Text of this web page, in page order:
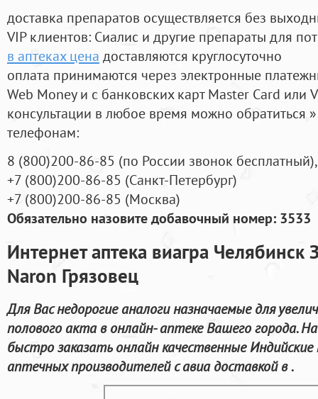
доставка препаратов осуществляется без
VIP клиентов: Сиалис и другие препараты для
в аптеках цена доставляются круглосуточно
оплата принимаются через электронные
Web Money и с банковских карт Master Card или
консультации в любое время можно обратиться
телефонам:
8 (800)200-86-85 (по России звонок бесплатный),
+7 (800)200-86-85 (Санкт-Петербург)
+7 (800)200-86-85 (Москва)
Обязательно назовите добавочный номер: 3533
Интернет аптека виагра Челябинск
Naron Грязовец
Для Вас недорогие аналоги назначаемые для
полового акта в онлайн- аптеке Вашего города.
быстро заказать онлайн качественные
аптечных производителей с авиа доставкой в .